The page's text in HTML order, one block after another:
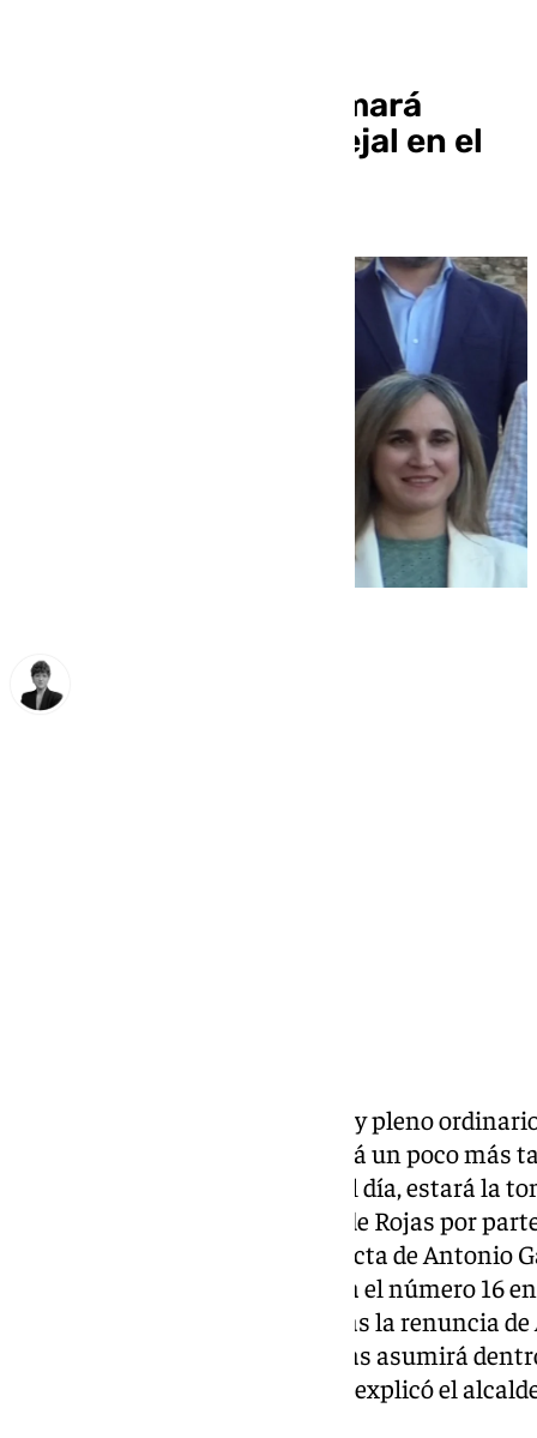
María Luisa Enrile tomará
posesión como concejal en el
Este viernes 20 de diciembre hay pleno
Antequera. La sesión comenzará un poco más
la mañana. Entre los puntos del día, estará la
concejal de María Luisa Enrile de Rojas por
Popular tras la renuncia de su acta de Antonio
la Junta de Andalucía. Enrile iba el número 16
municipales y accede al acta tras la renuncia
Queda aún por conocer qué áreas asumirá
es médica de profesión y, según explicó el